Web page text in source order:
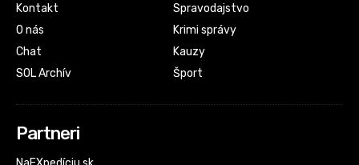
Kontakt
O nás
Chat
SOL Archív
Spravodajstvo
Krimi správy
Kauzy
Šport
Partneri